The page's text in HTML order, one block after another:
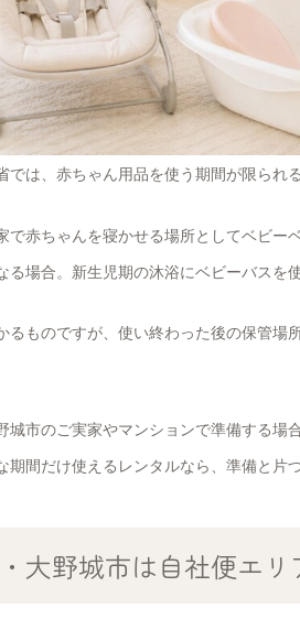
では、赤ちゃん用品を使う期間が限られ
で赤ちゃんを寝かせる場所としてベビ
る場合。新生児期の沐浴にベビーバスを使
るものですが、使い終わった後の保管
城市のご実家やマンションで準備する場
期間だけ使えるレンタルなら、準備と片
大野城市は自社便エリ